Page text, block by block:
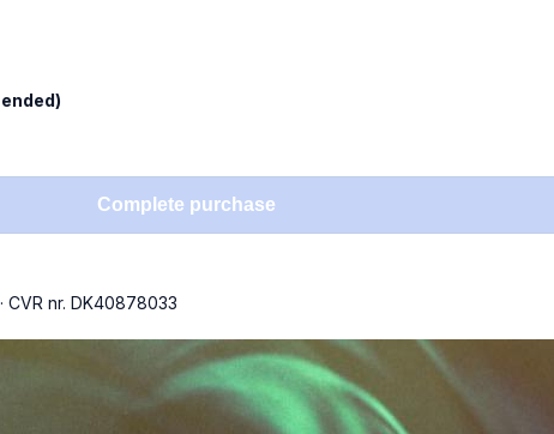
Complete purchase
· CVR nr. DK40878033